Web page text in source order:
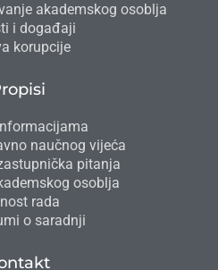
akademskog osoblja
i događaji
korupcije
naučnog vijeća
pitanja
osoblja
rada
o saradnji